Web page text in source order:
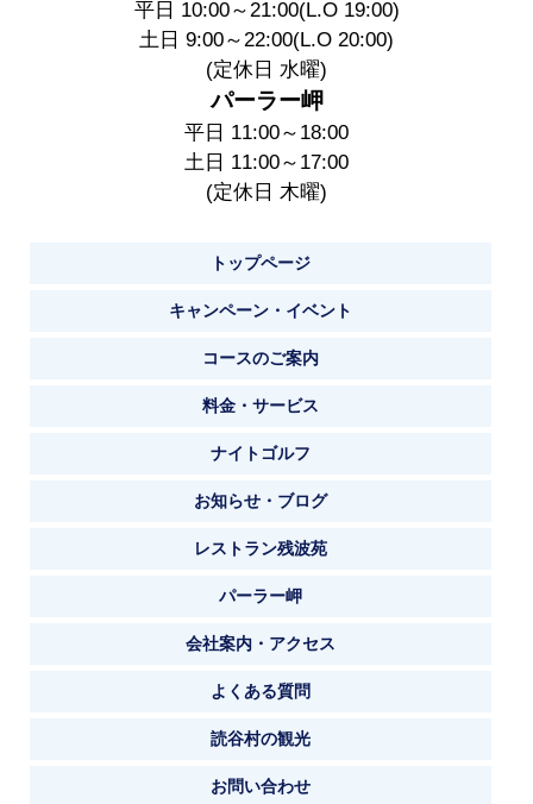
平日 10:00～21:00(L.O 19:00)
土日 9:00～22:00(L.O 20:00)
(定休日 水曜)
パーラー岬
平日 11:00～18:00
土日 11:00～17:00
(定休日 木曜)
トップページ
キャンペーン・イベント
コースのご案内
料金・サービス
ナイトゴルフ
お知らせ・ブログ
レストラン残波苑
パーラー岬
会社案内・アクセス
よくある質問
読谷村の観光
お問い合わせ